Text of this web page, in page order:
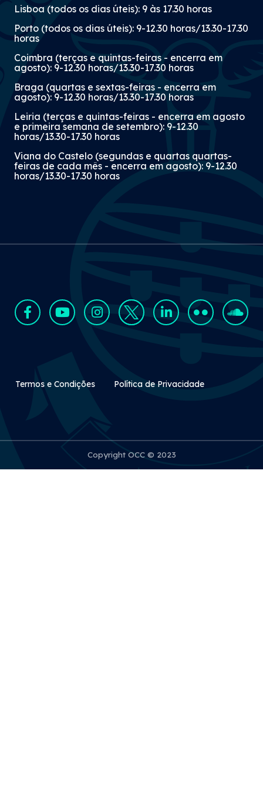
Lisboa (todos os dias úteis): 9 às 17.30 horas
Porto (todos os dias úteis): 9-12.30 horas/13.30-17.30
horas
Coimbra (terças e quintas-feiras - encerra em
agosto): 9-12.30 horas/13.30-17.30 horas
Braga (quartas e sextas-feiras - encerra em
agosto): 9-12.30 horas/13.30-17.30 horas
Leiria (terças e quintas-feiras - encerra em agosto
e primeira semana de setembro): 9-12.30
horas/13.30-17.30 horas
Viana do Castelo (segundas e quartas quartas-
feiras de cada mês - encerra em agosto): 9-12.30
horas/13.30-17.30 horas
Rodapé Secundário
Termos e Condições Política de Privacidade
Copyright OCC © 2023